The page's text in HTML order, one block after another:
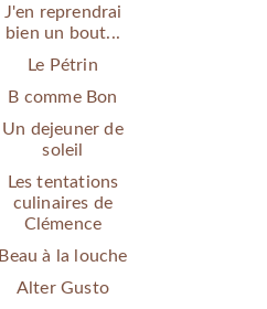
J'en reprendrai
bien un bout...
Le Pétrin
B comme Bon
Un dejeuner de
soleil
Les tentations
culinaires de
Clémence
Beau à la louche
Alter Gusto